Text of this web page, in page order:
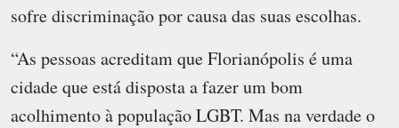
sofre discriminação por causa das suas escolhas.
“As pessoas acreditam que Florianópolis é uma
cidade que está disposta a fazer um bom
acolhimento à população LGBT. Mas na verdade o